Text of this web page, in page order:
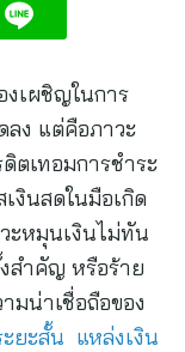
เผชิญในการ
ลง แต่คือภาวะ
ตเทอมการชำระ
งินสดในมือเกิด
ะหมุนเงินไม่ทัน
สำคัญ หรือร้าย
มน่าเชื่อถือของ
ะยะสั้น แหล่งเงิน